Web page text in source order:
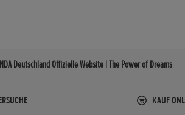
Deutschland Offizielle Website | The Power of Dreams
KAUF